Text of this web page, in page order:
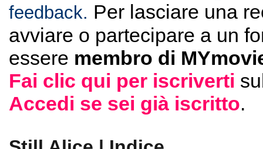
feedback. Per lasciare una
avviare o partecipare a un
essere membro di
Fai clic qui per iscriverti
Accedi se sei già iscritto.